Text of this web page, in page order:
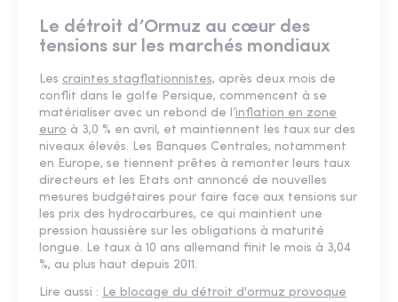
Le détroit d’Ormuz au cœur des
tensions sur les marchés mondiaux
Les craintes stagflationnistes, après deux mois de
conflit dans le golfe Persique, commencent à se
matérialiser avec un rebond de l’inflation en zone
euro à 3,0 % en avril, et maintiennent les taux sur des
niveaux élevés. Les Banques Centrales, notamment
en Europe, se tiennent prêtes à remonter leurs taux
directeurs et les Etats ont annoncé de nouvelles
mesures budgétaires pour faire face aux tensions sur
les prix des hydrocarbures, ce qui maintient une
pression haussière sur les obligations à maturité
longue. Le taux à 10 ans allemand finit le mois à 3,04
%, au plus haut depuis 2011.
Lire aussi : Le blocage du détroit d'ormuz provoque